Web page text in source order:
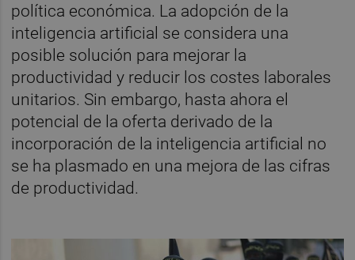
política económica. La adopción de la
inteligencia artificial se considera una
posible solución para mejorar la
productividad y reducir los costes laborales
unitarios. Sin embargo, hasta ahora el
potencial de la oferta derivado de la
incorporación de la inteligencia artificial no
se ha plasmado en una mejora de las cifras
de productividad.